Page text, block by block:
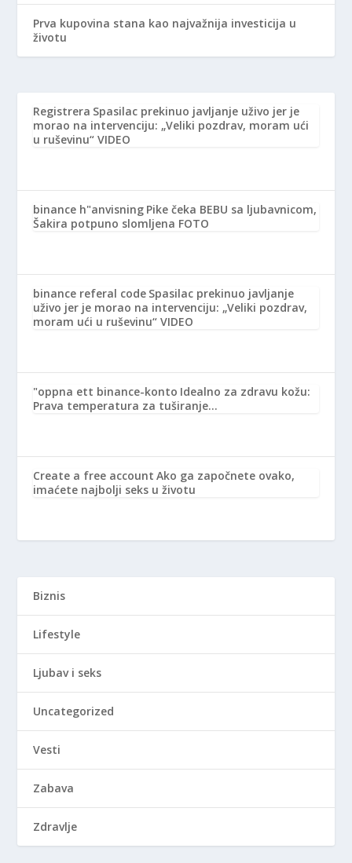
Prva kupovina stana kao najvažnija investicija u
životu
Registrera Spasilac prekinuo javljanje uživo jer je
morao na intervenciju: „Veliki pozdrav, moram ući
u ruševinu“ VIDEO
binance h"anvisning Pike čeka BEBU sa ljubavnicom,
Šakira potpuno slomljena FOTO
binance referal code Spasilac prekinuo javljanje
uživo jer je morao na intervenciju: „Veliki pozdrav,
moram ući u ruševinu“ VIDEO
"oppna ett binance-konto Idealno za zdravu kožu:
Prava temperatura za tuširanje…
Create a free account Ako ga započnete ovako,
imaćete najbolji seks u životu
Biznis
Lifestyle
Ljubav i seks
Uncategorized
Vesti
Zabava
Zdravlje